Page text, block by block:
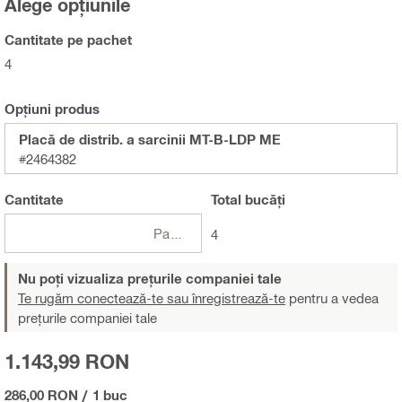
Alege opțiunile
Cantitate pe pachet
4
Opțiuni produs
Placă de distrib. a sarcinii MT-B-LDP ME
#2464382
Cantitate Total bucăți
4
Nu poți vizualiza prețurile companiei tale
Te rugăm conectează-te sau înregistrează-te pentru a vedea
prețurile companiei tale
1.143,99 RON
286,00 RON / 1 buc